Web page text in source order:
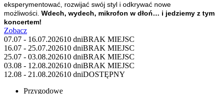
eksperymentować, rozwijać swój styl i odkrywać nowe
możliwości. Wdech, wydech, mikrofon w dłoń… i jedziemy z tym
koncertem!
Zobacz
07.07 - 16.07.202610 dniBRAK MIEJSC
16.07 - 25.07.202610 dniBRAK MIEJSC
25.07 - 03.08.202610 dniBRAK MIEJSC
03.08 - 12.08.202610 dniBRAK MIEJSC
12.08 - 21.08.202610 dniDOSTĘPNY
Przygodowe